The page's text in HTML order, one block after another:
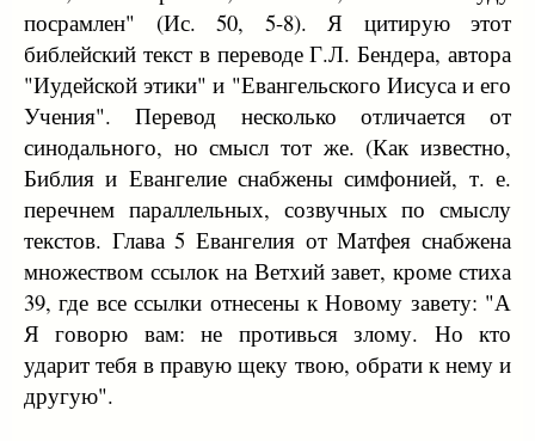
посрамлен" (Ис. 50, 5-8). Я цитирую этот
библейский текст в переводе Г.Л. Бендера, автора
"Иудейской этики" и "Евангельского Иисуса и его
Учения". Перевод несколько отличается от
синодального, но смысл тот же. (Как известно,
Библия и Евангелие снабжены симфонией, т. е.
перечнем параллельных, созвучных по смыслу
текстов. Глава 5 Евангелия от Матфея снабжена
множеством ссылок на Ветхий завет, кроме стиха
39, где все ссылки отнесены к Новому завету: "А
Я говорю вам: не противься злому. Но кто
ударит тебя в правую щеку твою, обрати к нему и
другую".